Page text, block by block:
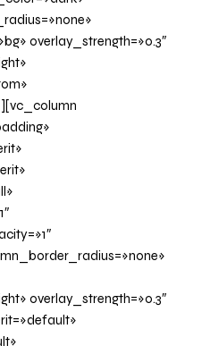
overlay_strength=»0.3″
overlay_strength=»0.3″